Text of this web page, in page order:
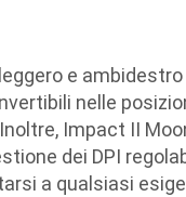
e
nelle
Impact II
dei DPI
a qualsiasi